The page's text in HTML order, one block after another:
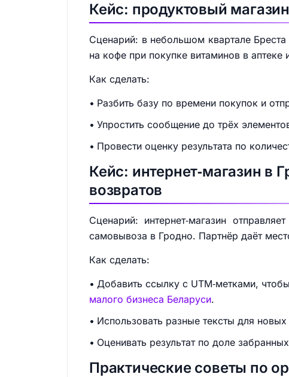
Кейс: продуктовый
Сценарий: в небольшом квартале
на кофе при покупке витаминов в аптеке
Как сделать:
Разбить базу по времени покупок и
Упростить сообщение до трёх
Провести оценку результата по
Кейс: интернет‑магазин в
возвратов
Сценарий: интернет‑магазин
самовывоза в Гродно. Партнёр даёт
Как сделать:
Добавить ссылку с UTM‑метками,
малого бизнеса Беларуси.
Использовать разные тексты для
Оценивать результат по доле
Практические советы по